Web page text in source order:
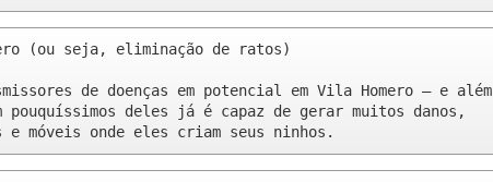
(ou seja, eliminação de ratos)
de doenças em potencial em Vila Homero – e além
pouquíssimos deles já é capaz de gerar muitos danos,
e móveis onde eles criam seus ninhos.